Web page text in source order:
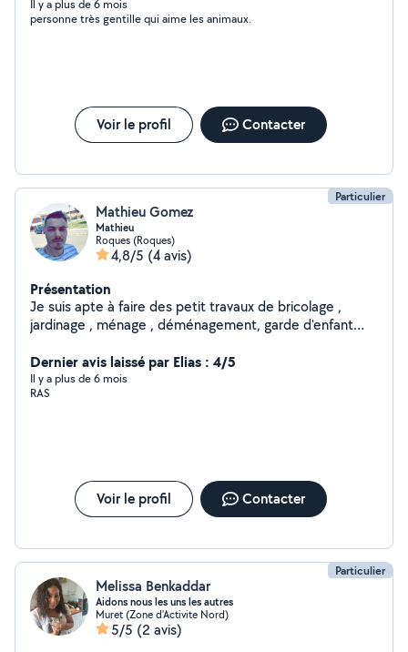
Il y a plus de 6 mois
personne très gentille qui aime les animaux.
Voir le profil Contacter
Particulier
Mathieu Gomez
Mathieu
Roques (Roques)
4,8/5 (4 avis)
Présentation
Je suis apte à faire des petit travaux de bricolage ,
jardinage , ménage , déménagement, garde d'enfant
Dernier avis laissé par Elias : 4/5
Il y a plus de 6 mois
RAS
Voir le profil Contacter
Particulier
Melissa Benkaddar
Aidons nous les uns les autres
Muret (Zone d'Activite Nord)
5/5 (2 avis)